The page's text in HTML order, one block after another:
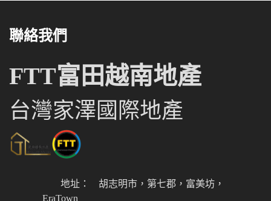
聯絡我們
FTT富田越南地產
台灣家澤國際地產
地址：
胡志明市，第七郡，富美坊，
EraTown